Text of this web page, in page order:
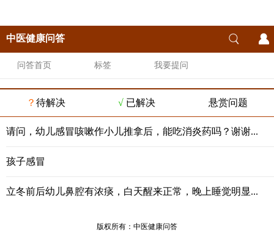
中医健康问答
问答首页 标签 我要提问
？ 待解决 √ 已解决 悬赏问题
请问，幼儿感冒咳嗽作小儿推拿后，能吃消炎药吗？谢谢...
孩子感冒
立冬前后幼儿鼻腔有浓痰，白天醒来正常，晚上睡觉明显...
版权所有： 中医健康问答